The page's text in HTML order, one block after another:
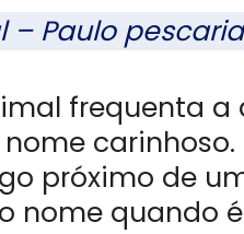
Paulo pescaria
frequenta a
carinhoso.
próximo de
nome quando